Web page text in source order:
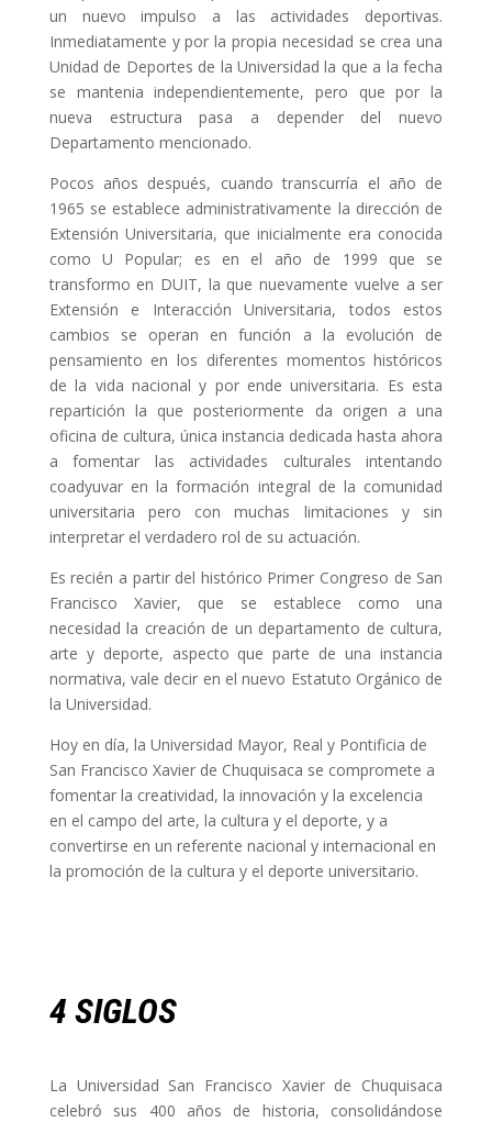
un nuevo impulso a las actividades deportivas.
Inmediatamente y por la propia necesidad se crea una
Unidad de Deportes de la Universidad la que a la fecha
se mantenia independientemente, pero que por la
nueva estructura pasa a depender del nuevo
Departamento mencionado.
Pocos años después, cuando transcurría el año de
1965 se establece administrativamente la dirección de
Extensión Universitaria, que inicialmente era conocida
como U Popular; es en el año de 1999 que se
transformo en DUIT, la que nuevamente vuelve a ser
Extensión e Interacción Universitaria, todos estos
cambios se operan en función a la evolución de
pensamiento en los diferentes momentos históricos
de la vida nacional y por ende universitaria. Es esta
repartición la que posteriormente da origen a una
oficina de cultura, única instancia dedicada hasta ahora
a fomentar las actividades culturales intentando
coadyuvar en la formación integral de la comunidad
universitaria pero con muchas limitaciones y sin
interpretar el verdadero rol de su actuación.
Es recién a partir del histórico Primer Congreso de San
Francisco Xavier, que se establece como una
necesidad la creación de un departamento de cultura,
arte y deporte, aspecto que parte de una instancia
normativa, vale decir en el nuevo Estatuto Orgánico de
la Universidad.
Hoy en día, la Universidad Mayor, Real y Pontificia de
San Francisco Xavier de Chuquisaca se compromete a
fomentar la creatividad, la innovación y la excelencia
en el campo del arte, la cultura y el deporte, y a
convertirse en un referente nacional y internacional en
la promoción de la cultura y el deporte universitario.
4 SIGLOS
La Universidad San Francisco Xavier de Chuquisaca
celebró sus 400 años de historia, consolidándose